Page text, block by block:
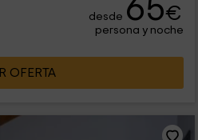
desde 65€
persona y noche
OFERTA